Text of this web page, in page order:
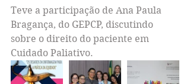
Teve a participação de Ana Paula
Bragança, do GEPCP, discutindo
sobre o direito do paciente em
Cuidado Paliativo.